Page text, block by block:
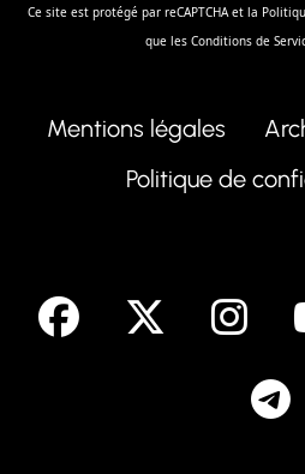
Ce site est protégé par reCAPTCHA et la
que les Conditions de
Mentions légales
Politique de
facebook